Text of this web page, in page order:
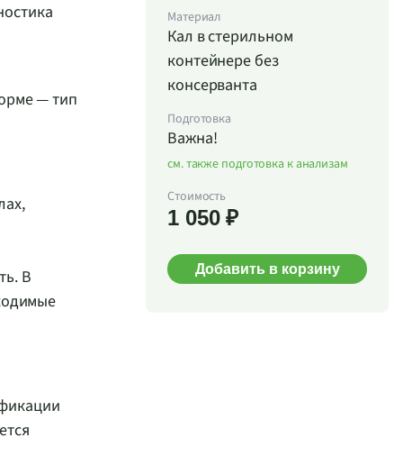
— тип
В
Материал
Кал в стерильном
контейнере без
консерванта
Подготовка
Важна!
см. также подготовка к анализам
Стоимость
1 050 ₽
Добавить в корзину